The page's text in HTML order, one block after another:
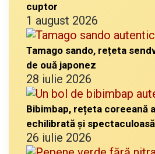
cuptor
1 august 2026
Tamago sando, rețeta
de ouă japonez
28 iulie 2026
Bibimbap, rețeta coreeană
echilibrată și spectaculoasă
26 iulie 2026